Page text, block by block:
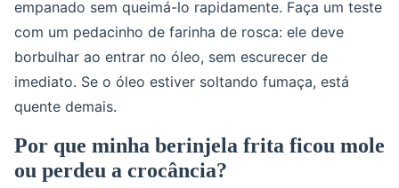
empanado sem queimá-lo rapidamente. Faça um teste
com um pedacinho de farinha de rosca: ele deve
borbulhar ao entrar no óleo, sem escurecer de
imediato. Se o óleo estiver soltando fumaça, está
quente demais.
Por que minha berinjela frita ficou mole
ou perdeu a crocância?